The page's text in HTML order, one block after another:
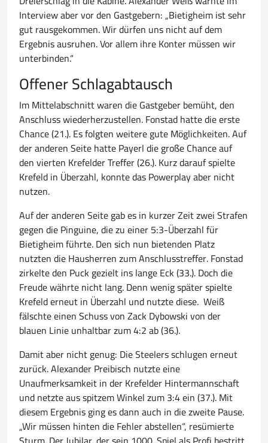
Interview aber vor den Gastgebern: „Bietigheim ist sehr
gut rausgekommen. Wir dürfen uns nicht auf dem
Ergebnis ausruhen. Vor allem ihre Konter müssen wir
unterbinden.“
Offener Schlagabtausch
Im Mittelabschnitt waren die Gastgeber bemüht, den
Anschluss wiederherzustellen. Fonstad hatte die erste
Chance (21.). Es folgten weitere gute Möglichkeiten. Auf
der anderen Seite hatte Payerl die große Chance auf
den vierten Krefelder Treffer (26.). Kurz darauf spielte
Krefeld in Überzahl, konnte das Powerplay aber nicht
nutzen.
Auf der anderen Seite gab es in kurzer Zeit zwei Strafen
gegen die Pinguine, die zu einer 5:3-Überzahl für
Bietigheim führte. Den sich nun bietenden Platz
nutzten die Hausherren zum Anschlusstreffer. Fonstad
zirkelte den Puck gezielt ins lange Eck (33.). Doch die
Freude währte nicht lang. Denn wenig später spielte
Krefeld erneut in Überzahl und nutzte diese. Weiß
fälschte einen Schuss von Zack Dybowski von der
blauen Linie unhaltbar zum 4:2 ab (36.).
Damit aber nicht genug: Die Steelers schlugen erneut
zurück. Alexander Preibisch nutzte eine
Unaufmerksamkeit in der Krefelder Hintermannschaft
und netzte aus spitzem Winkel zum 3:4 ein (37.). Mit
diesem Ergebnis ging es dann auch in die zweite Pause.
„Wir müssen hinten die Fehler abstellen“, resümierte